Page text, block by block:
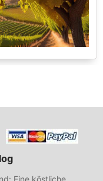
Eine köstliche